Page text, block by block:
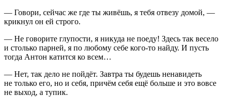
— Говори, сейчас же где ты живёшь, я тебя отвезу домой, —
крикнул он ей строго.
— Не говорите глупости, я никуда не поеду! Здесь так весело
и столько парней, я по любому себе кого-то найду. И пусть
тогда Антон катится ко всем…
— Нет, так дело не пойдёт. Завтра ты будешь ненавидеть
не только его, но и себя, причём себя ещё больше и это вовсе
не выход, а тупик.